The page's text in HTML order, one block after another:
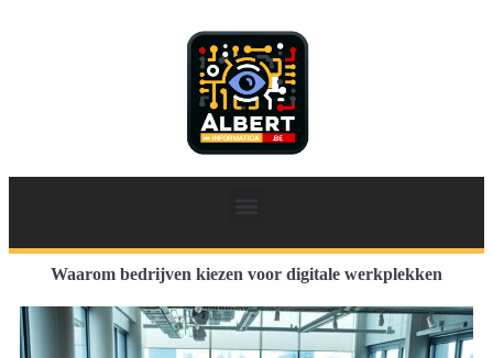
Waarom bedrijven kiezen voor digitale werkplekken